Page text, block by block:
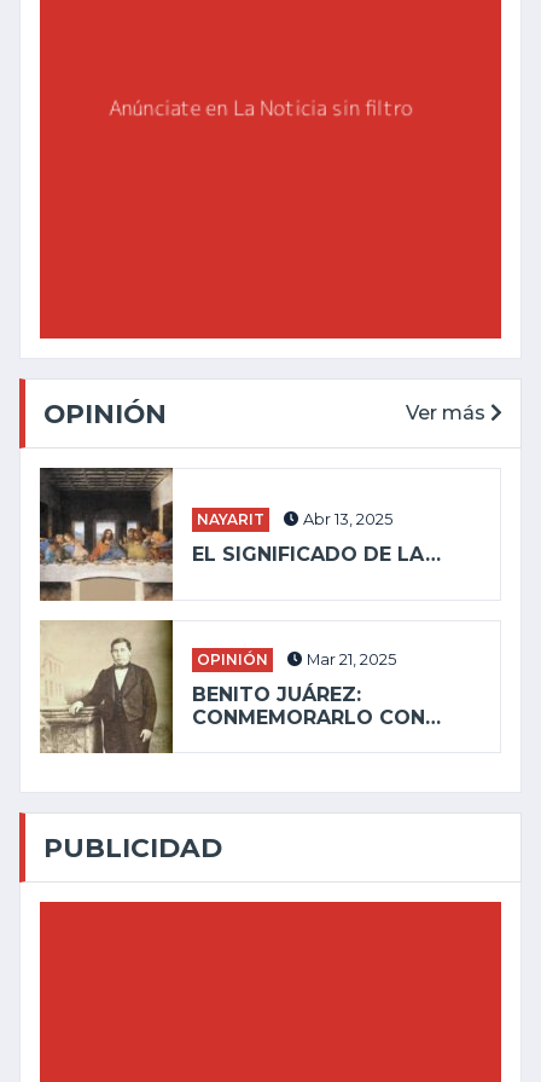
OPINIÓN Ver más
NAYARIT Abr 13, 2025
EL SIGNIFICADO DE LA…
OPINIÓN Mar 21, 2025
BENITO JUÁREZ:
CONMEMORARLO CON…
PUBLICIDAD